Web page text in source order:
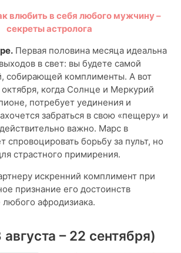
влюбить в себя любого мужчину –
секреты астролога
Первая половина месяца идеальна
в свет: вы будете самой
собирающей комплименты. А вот
когда Солнце и Меркурий
потребует уединения и
забраться в свою «пещеру» и
важно. Марс в
борьбу за пульт, но
страстного примирения.
искренний комплимент при
признание его достоинств
афродизиака.
– 22 сентября)